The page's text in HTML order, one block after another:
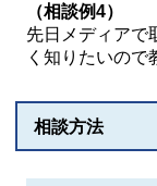
（相談例4）
先日メディアで
く知りたいので
相談方法